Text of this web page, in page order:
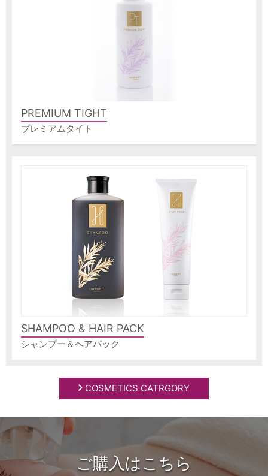
PREMIUM TIGHT
プレミアムタイト
SHAMPOO & HAIR PACK
シャンプー＆ヘアパック
COSMETICS CATRGORY
ご購入はこちら